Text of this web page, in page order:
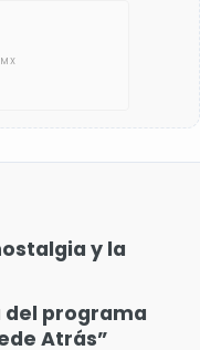
y la
programa
Atrás”